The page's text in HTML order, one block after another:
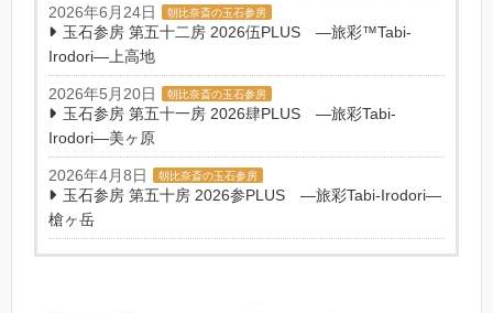
2026年6月24日 朝比奈斎の玉石参房
玉石参房 第五十二房 2026伍PLUS ―旅彩™Tabi-
Irodori―上高地
2026年5月20日 朝比奈斎の玉石参房
玉石参房 第五十一房 2026肆PLUS ―旅彩Tabi-
Irodori―美ヶ原
2026年4月8日 朝比奈斎の玉石参房
玉石参房 第五十房 2026参PLUS ―旅彩Tabi-Irodori―
槍ヶ岳